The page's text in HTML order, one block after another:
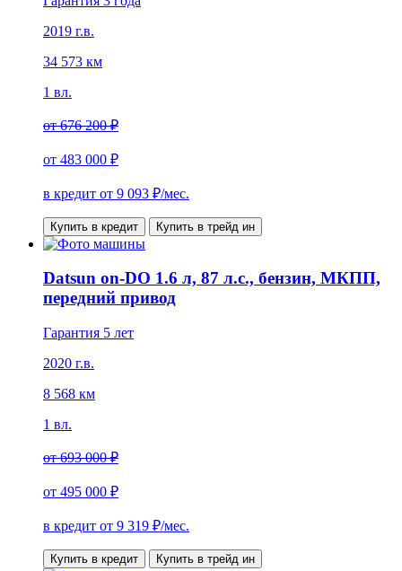
2019 г.в.
34 573 км
1 вл.
от676 200 ₽
от 483 000 ₽
в кредит от 9 093 ₽/мес.
Купить в кредит Купить в трейд ин
Datsun on-DO 1.6 л, 87 л.с., бензин, МКПП,
передний привод
Гарантия 5 лет
2020 г.в.
8 568 км
1 вл.
от693 000 ₽
от 495 000 ₽
в кредит от 9 319 ₽/мес.
Купить в кредит Купить в трейд ин